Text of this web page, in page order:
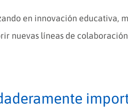
en innovación educativa,
nuevas líneas de